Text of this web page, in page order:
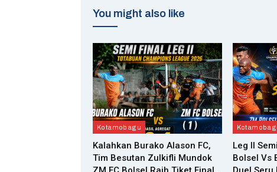
You might also like
Kotamobagu
Kalahkan Burako Alason FC,
Tim Besutan Zulkifli Mundok
Leg II
Bolsel Vs